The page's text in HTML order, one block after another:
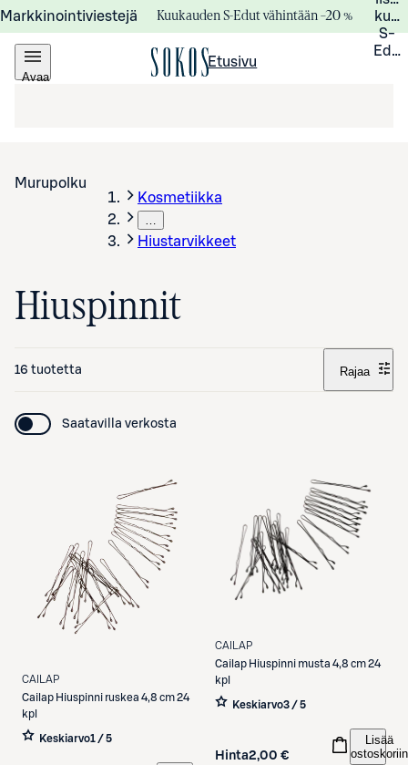
Markkinointiviestejä Kuukauden S-Edut vähintään –20 %
S-
Avaa
Etusivu
Murupolku
Kosmetiikka
…
Hiustarvikkeet
Hiuspinnit
16 tuotetta Rajaa
Saatavilla verkosta
CAILAP
Cailap Hiuspinni ruskea 4,8 cm 24
kpl
Keskiarvo1 / 5
CAILAP
Cailap Hiuspinni musta 4,8 cm 24
kpl
Keskiarvo3 / 5
Hinta2,00 €
Lisää
ostoskoriin